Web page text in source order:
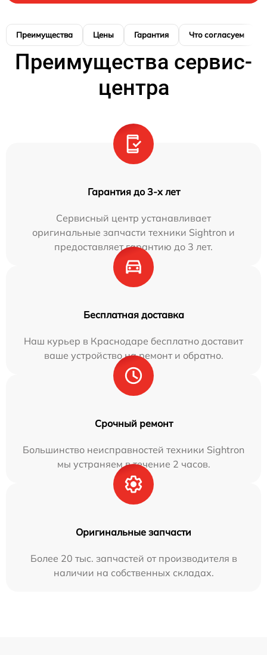
Преимущества Цены Гарантия Что согласуем
Преимущества сервис-
центра
Гарантия до 3-х лет
Сервисный центр устанавливает
оригинальные запчасти техники Sightron и
предоставляет гарантию до 3 лет.
Бесплатная доставка
Наш курьер в Краснодаре бесплатно доставит
ваше устройство на ремонт и обратно.
Срочный ремонт
Большинство неисправностей техники Sightron
мы устраняем в течение 2 часов.
Оригинальные запчасти
Более 20 тыс. запчастей от производителя в
наличии на собственных складах.